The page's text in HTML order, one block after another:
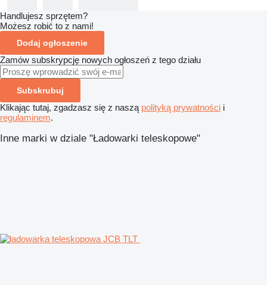
Handlujesz sprzętem?
Możesz robić to z nami!
Dodaj ogłoszenie
Zamów subskrypcję nowych ogłoszeń z tego działu
Subskrubuj
Klikając tutaj, zgadzasz się z naszą polityką prywatności i
regulaminem.
Inne marki w dziale "Ładowarki teleskopowe"